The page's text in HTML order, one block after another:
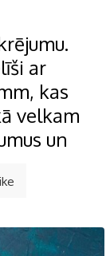
ar
kas
velkam
un